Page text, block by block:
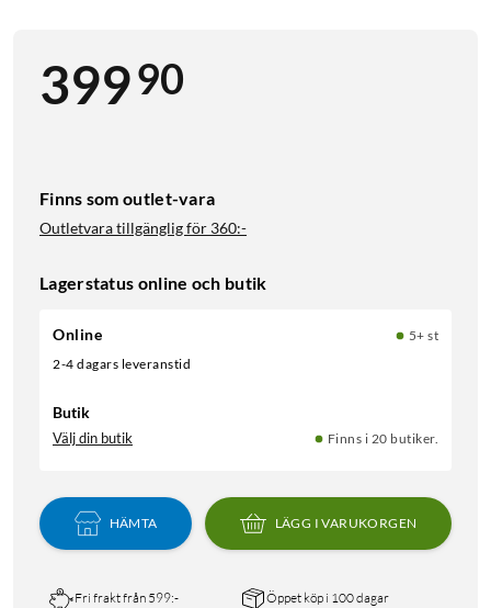
39990
Finns som outlet-vara
Outletvara tillgänglig för 360:-
Lagerstatus online och butik
Online
5+ st
2-4 dagars leveranstid
Butik
Välj din butik Finns i 20 butiker.
HÄMTA LÄGG I VARUKORGEN
Fri frakt från 599:- Öppet köp i 100 dagar